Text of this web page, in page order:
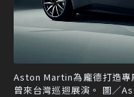
Aston Martin為龐德打造專
曾來台灣巡迴展演。 圖／